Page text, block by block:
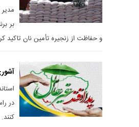
بر
و حفاظت از زنجیره تأمین نان تاکید
در
کنند.